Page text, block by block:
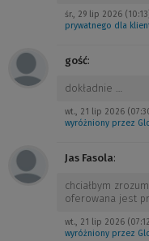
śr., 29 lip 2026
prywatnego dla
gość:
dokładnie …
wt., 21 lip 2026
wyróżniony przez
Jas Fasola:
chciałbym
oferowana jest
wt., 21 lip 2026
wyróżniony przez